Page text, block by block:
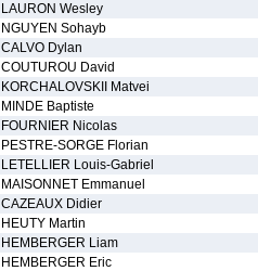
LAURON Wesley
NGUYEN Sohayb
CALVO Dylan
COUTUROU David
KORCHALOVSKII Matvei
MINDE Baptiste
FOURNIER Nicolas
PESTRE-SORGE Florian
LETELLIER Louis-Gabriel
MAISONNET Emmanuel
CAZEAUX Didier
HEUTY Martin
HEMBERGER Liam
HEMBERGER Eric